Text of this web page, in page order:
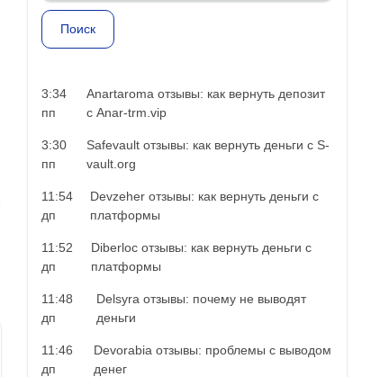
3:34
пп
Anartaroma отзывы: как вернуть депозит
с Anar-trm.vip
3:30
пп
Safevault отзывы: как вернуть деньги с S-
vault.org
11:54
дп
Devzeher отзывы: как вернуть деньги с
платформы
11:52
дп
Diberloc отзывы: как вернуть деньги с
платформы
11:48
дп
Delsyra отзывы: почему не выводят
деньги
11:46
дп
Devorabia отзывы: проблемы с выводом
денег